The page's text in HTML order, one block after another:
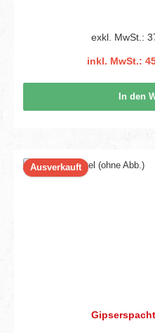
exkl. MwSt.:
inkl. MwSt.:
In den
Ausverkauft